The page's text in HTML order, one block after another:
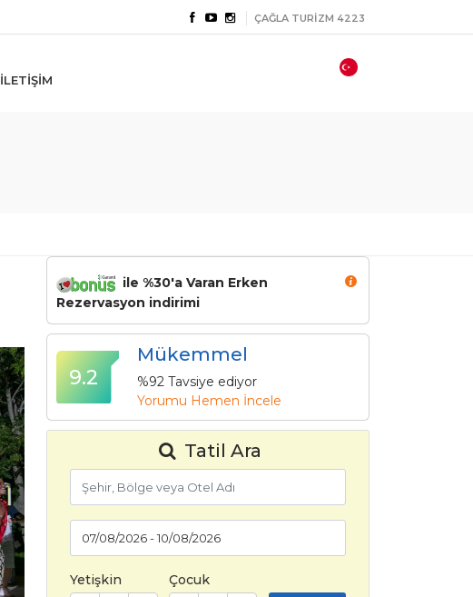
ÇAĞLA TURİZM 4223
İLETİŞİM
ile %30'a Varan Erken
Rezervasyon indirimi
9.2
Mükemmel
%92 Tavsiye ediyor
Yorumu Hemen İncele
Tatil Ara
Yetişkin Çocuk